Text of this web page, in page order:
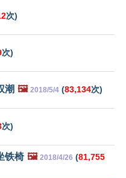
次)
次)
潮 🖼️ 2018/5/4 (83,134次)
次)
铁椅 🖼️ 2018/4/26 (81,755